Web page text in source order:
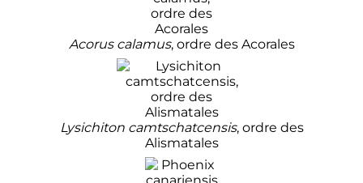
Acorus calamus, ordre des Acorales
Lysichiton camtschatcensis, ordre des
Alismatales